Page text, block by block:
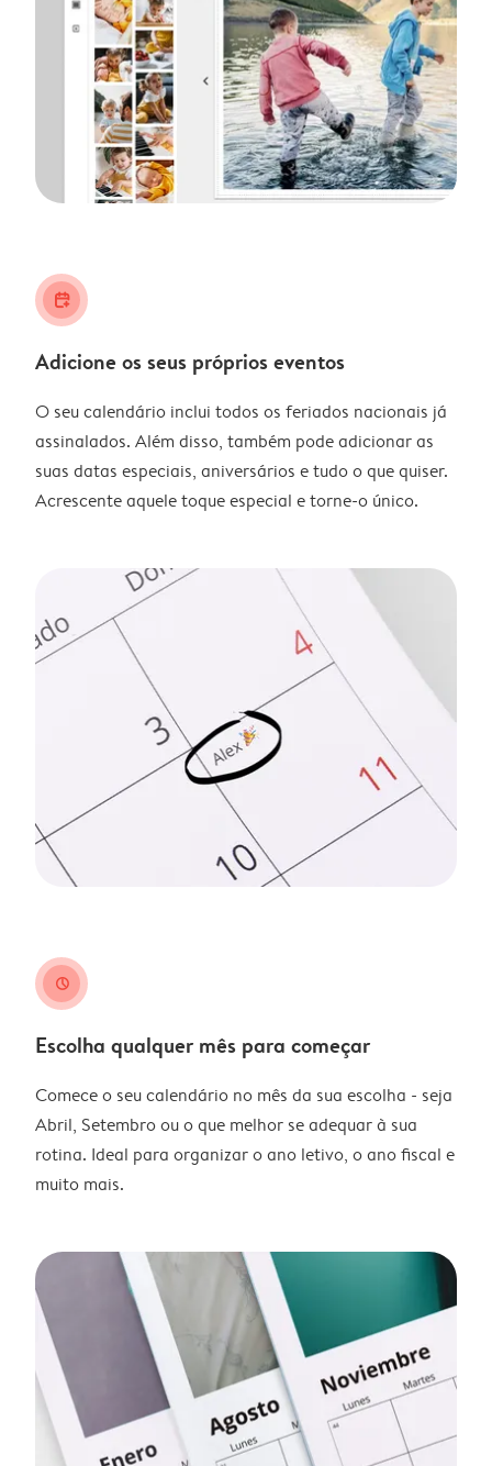
calendar_plus
Adicione os seus próprios eventos
O seu calendário inclui todos os feriados nacionais já
assinalados. Além disso, também pode adicionar as
suas datas especiais, aniversários e tudo o que quiser.
Acrescente aquele toque especial e torne-o único.
clock
Escolha qualquer mês para começar
Comece o seu calendário no mês da sua escolha - seja
Abril, Setembro ou o que melhor se adequar à sua
rotina. Ideal para organizar o ano letivo, o ano fiscal e
muito mais.